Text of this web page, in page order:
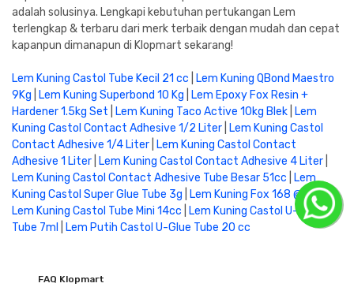
adalah solusinya. Lengkapi kebutuhan pertukangan Lem
terlengkap & terbaru dari merk terbaik dengan mudah dan cepat
kapanpun dimanapun di Klopmart sekarang!
Lem Kuning Castol Tube Kecil 21 cc
Lem Kuning QBond Maestro
9Kg
Lem Kuning Superbond 10 Kg
Lem Epoxy Fox Resin +
Hardener 1.5kg Set
Lem Kuning Taco Active 10kg Blek
Lem
Kuning Castol Contact Adhesive 1/2 Liter
Lem Kuning Castol
Contact Adhesive 1/4 Liter
Lem Kuning Castol Contact
Adhesive 1 Liter
Lem Kuning Castol Contact Adhesive 4 Liter
Lem Kuning Castol Contact Adhesive Tube Besar 51cc
Lem
Kuning Castol Super Glue Tube 3g
Lem Kuning Fox 168 @10kg|
Lem Kuning Castol Tube Mini 14cc
Lem Kuning Castol U-Glue
Tube 7ml
Lem Putih Castol U-Glue Tube 20 cc
FAQ Klopmart